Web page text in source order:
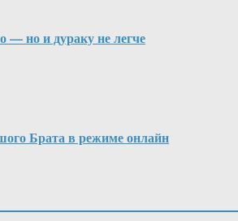
— но и дураку не легче
Брата в режиме онлайн